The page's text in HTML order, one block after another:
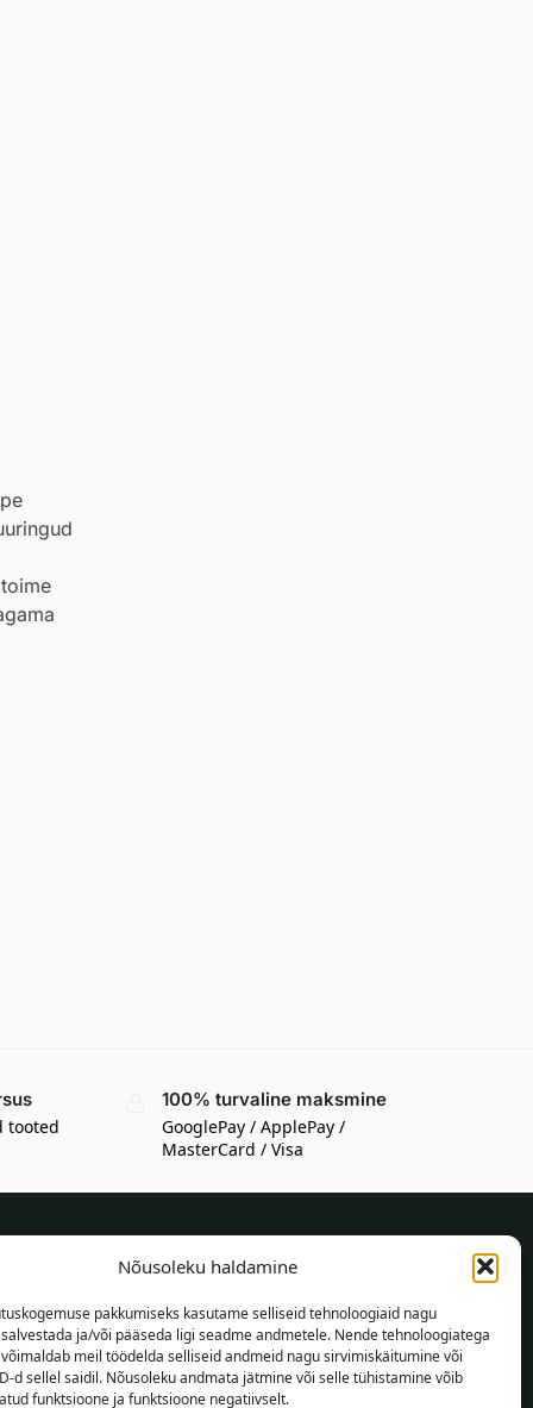
Nõusoleku haldamine
pakkumiseks kasutame selliseid tehnoloogiaid nagu
ja/või pääseda ligi seadme andmetele. Nende tehnoloogiatega
meil töödelda selliseid andmeid nagu sirvimiskäitumine või
d sellel saidil. Nõusoleku andmata jätmine või selle tühistamine võib
funktsioone ja funktsioone negatiivselt.
tooted
100% turvaline maksmine
GooglePay / ApplePay /
MasterCard / Visa
TEAVE OSTJALE
Tarnetingimused
Tingimused
Privaatsuspoliitika